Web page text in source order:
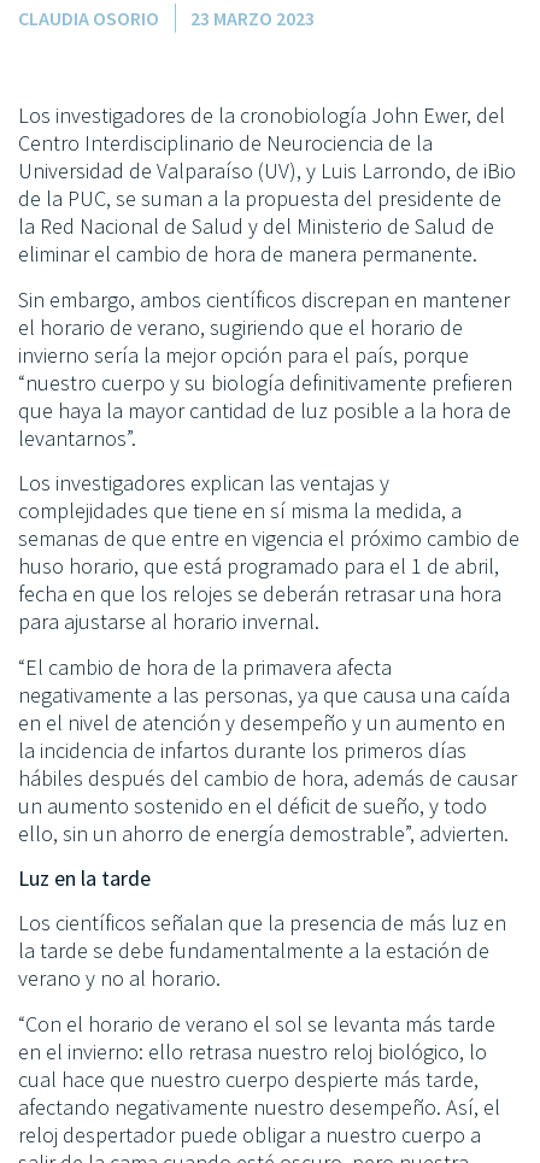
CLAUDIA OSORIO 23 MARZO 2023
Los investigadores de la cronobiología John Ewer, del
Centro Interdisciplinario de Neurociencia de la
Universidad de Valparaíso (UV), y Luis Larrondo, de iBio
de la PUC, se suman a la propuesta del presidente de
la Red Nacional de Salud y del Ministerio de Salud de
eliminar el cambio de hora de manera permanente.
Sin embargo, ambos científicos discrepan en mantener
el horario de verano, sugiriendo que el horario de
invierno sería la mejor opción para el país, porque
“nuestro cuerpo y su biología definitivamente prefieren
que haya la mayor cantidad de luz posible a la hora de
levantarnos”.
Los investigadores explican las ventajas y
complejidades que tiene en sí misma la medida, a
semanas de que entre en vigencia el próximo cambio de
huso horario, que está programado para el 1 de abril,
fecha en que los relojes se deberán retrasar una hora
para ajustarse al horario invernal.
“El cambio de hora de la primavera afecta
negativamente a las personas, ya que causa una caída
en el nivel de atención y desempeño y un aumento en
la incidencia de infartos durante los primeros días
hábiles después del cambio de hora, además de causar
un aumento sostenido en el déficit de sueño, y todo
ello, sin un ahorro de energía demostrable”, advierten.
Luz en la tarde
Los científicos señalan que la presencia de más luz en
la tarde se debe fundamentalmente a la estación de
verano y no al horario.
“Con el horario de verano el sol se levanta más tarde
en el invierno: ello retrasa nuestro reloj biológico, lo
cual hace que nuestro cuerpo despierte más tarde,
afectando negativamente nuestro desempeño. Así, el
reloj despertador puede obligar a nuestro cuerpo a